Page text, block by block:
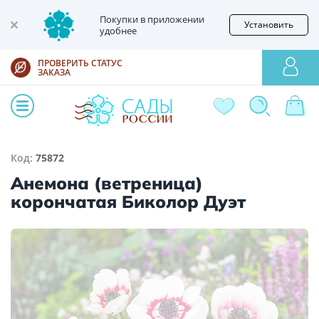
Покупки в приложении
удобнее
Установить
ПРОВЕРИТЬ СТАТУС
ЗАКАЗА
Код: 75872
Анемона (ветреница)
корончатая Биколор Дуэт